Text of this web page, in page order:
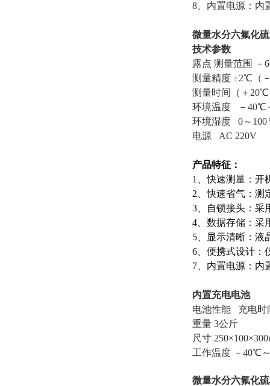
8、内置电源：内
微量水分六氟化
技术参数
露点 测量范围
测量精度 ±2℃（
测量时间（＋
环境温度 －40℃
环境湿度 0～100
电源 AC 220V
产品特征：
1、快速测量：开
2、快速省气：测
3、自锁接头：采
4、数据存储：采
5、显示清晰：液
6、便携式设计：
7、内置电源：内
内置充电电池
电池性能 充电时
重量 3公斤
尺寸
工作温度 －40℃
微量水分六氟化